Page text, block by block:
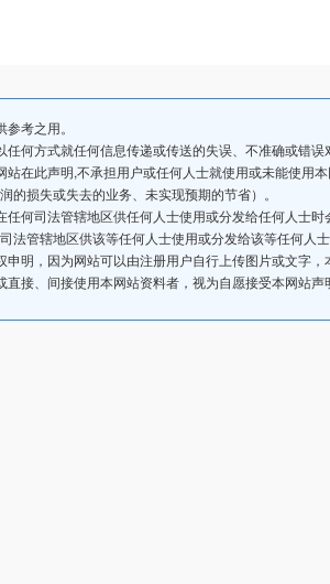
考之用。
何方式就任何信息传递或传送的失误、不准确或错误
站在此声明,不承担用户或任何人士就使用或未能使用
的损失或失去的业务、未实现预期的节省）。
任何司法管辖地区供任何人士使用或分发给任何人士
法管辖地区供该等任何人士使用或分发给该等任何人
明，因为网站可以由注册用户自行上传图片或文字
接、间接使用本网站资料者，视为自愿接受本网站声